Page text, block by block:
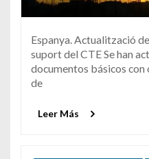
Espanya. Actualització
suport del CTE Se han
documentos básicos
de
Leer Más